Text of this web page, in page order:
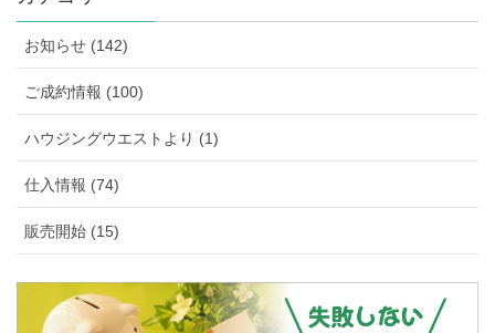
お知らせ (142)
ご成約情報 (100)
ハウジングウエストより (1)
仕入情報 (74)
販売開始 (15)